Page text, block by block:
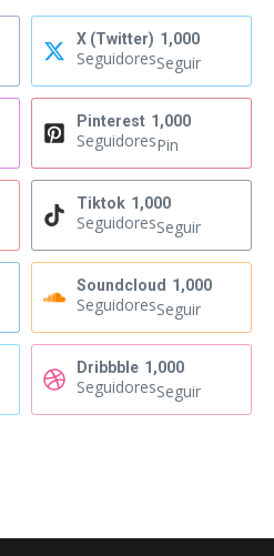
X (Twitter) 1,000
SeguidoresSeguir
Pinterest 1,000
SeguidoresPin
Tiktok 1,000
SeguidoresSeguir
Soundcloud 1,000
SeguidoresSeguir
Dribbble 1,000
SeguidoresSeguir